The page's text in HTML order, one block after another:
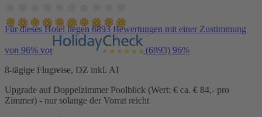
Für dieses Hotel liegen 6893 Bewertungen mit einer Zustimmung
von 96% vor (6893) 96%
8-tägige Flugreise, DZ inkl. AI
Upgrade auf Doppelzimmer Poolblick (Wert: € ca. € 84,- pro
Zimmer) - nur solange der Vorrat reicht